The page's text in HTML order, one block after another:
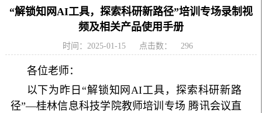
“解锁知网AI工具，探索科研新路径”培训专场录制视
频及相关产品使用手册
时间：2025-01-15 点击数： 296
各位老师：
以下为昨日“解锁知网AI工具，探索科研新路
径”—桂林信息科技学院教师培训专场 腾讯会议直